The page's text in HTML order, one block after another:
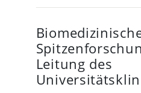
Leitung des